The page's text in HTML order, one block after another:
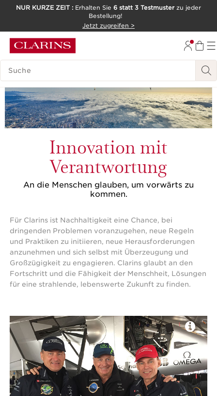
NUR KURZE ZEIT : Erhalten Sie 6 statt 3 Testmusterzu jeder
Bestellung!
Jetzt zugreifen >
LEGENDE SUCHEN
Innovation mit
Verantwortung
An die Menschen glauben, um vorwärts zu
kommen.
Für Clarins ist Nachhaltigkeit eine Chance, bei
dringenden Problemen voranzugehen, neue Regeln
und Praktiken zu initiieren, neue Herausforderungen
anzunehmen und sich selbst mit Überzeugung und
Großzügigkeit zu engagieren. Clarins glaubt an den
Fortschritt und die Fähigkeit der Menschheit, Lösungen
für eine strahlende, lebenswerte Zukunft zu finden.